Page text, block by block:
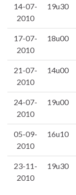
14-07-
2010
19u30
17-07-
2010
18u00
21-07-
2010
14u00
24-07-
2010
19u00
05-09-
2010
16u10
23-11-
2010
19u30